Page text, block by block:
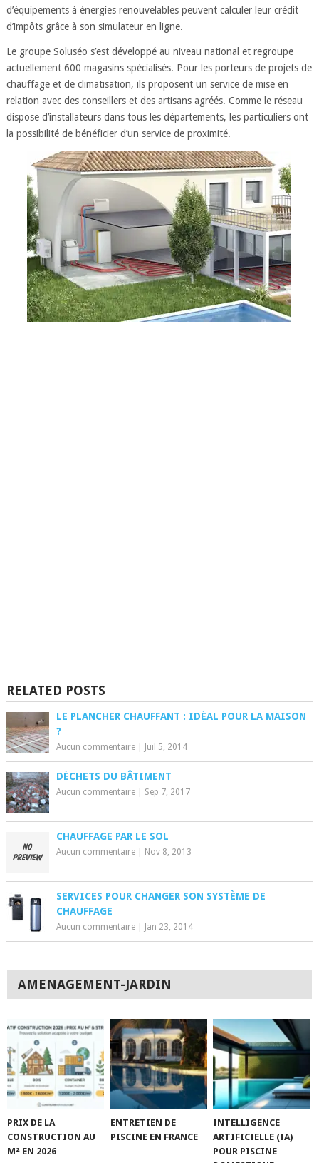
d’équipements à énergies renouvelables peuvent calculer leur crédit
d’impôts grâce à son simulateur en ligne.
Le groupe Soluséo s’est développé au niveau national et regroupe
actuellement 600 magasins spécialisés. Pour les porteurs de projets de
chauffage et de climatisation, ils proposent un service de mise en
relation avec des conseillers et des artisans agréés. Comme le réseau
dispose d’installateurs dans tous les départements, les particuliers ont
la possibilité de bénéficier d’un service de proximité.
RELATED POSTS
LE PLANCHER CHAUFFANT : IDÉAL POUR LA MAISON
?
Aucun commentaire| Juil 5, 2014
DÉCHETS DU BÂTIMENT
Aucun commentaire| Sep 7, 2017
CHAUFFAGE PAR LE SOL
Aucun commentaire| Nov 8, 2013
SERVICES POUR CHANGER SON SYSTÈME DE
CHAUFFAGE
Aucun commentaire| Jan 23, 2014
AMENAGEMENT-JARDIN
PRIX DE LA
CONSTRUCTION AU
M² EN 2026
ENTRETIEN DE
PISCINE EN FRANCE
INTELLIGENCE
ARTIFICIELLE (IA)
POUR PISCINE